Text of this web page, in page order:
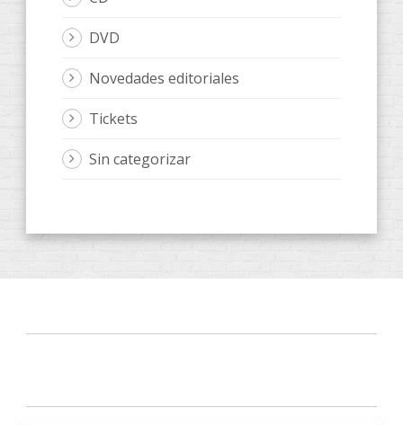
DVD
Novedades editoriales
Tickets
Sin categorizar